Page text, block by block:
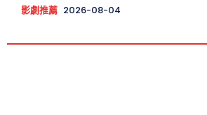
影劇推薦 2026-08-04